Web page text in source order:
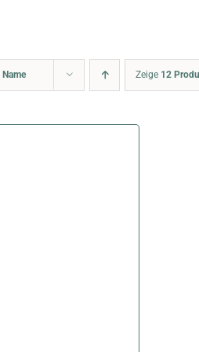
Name Zeige 12